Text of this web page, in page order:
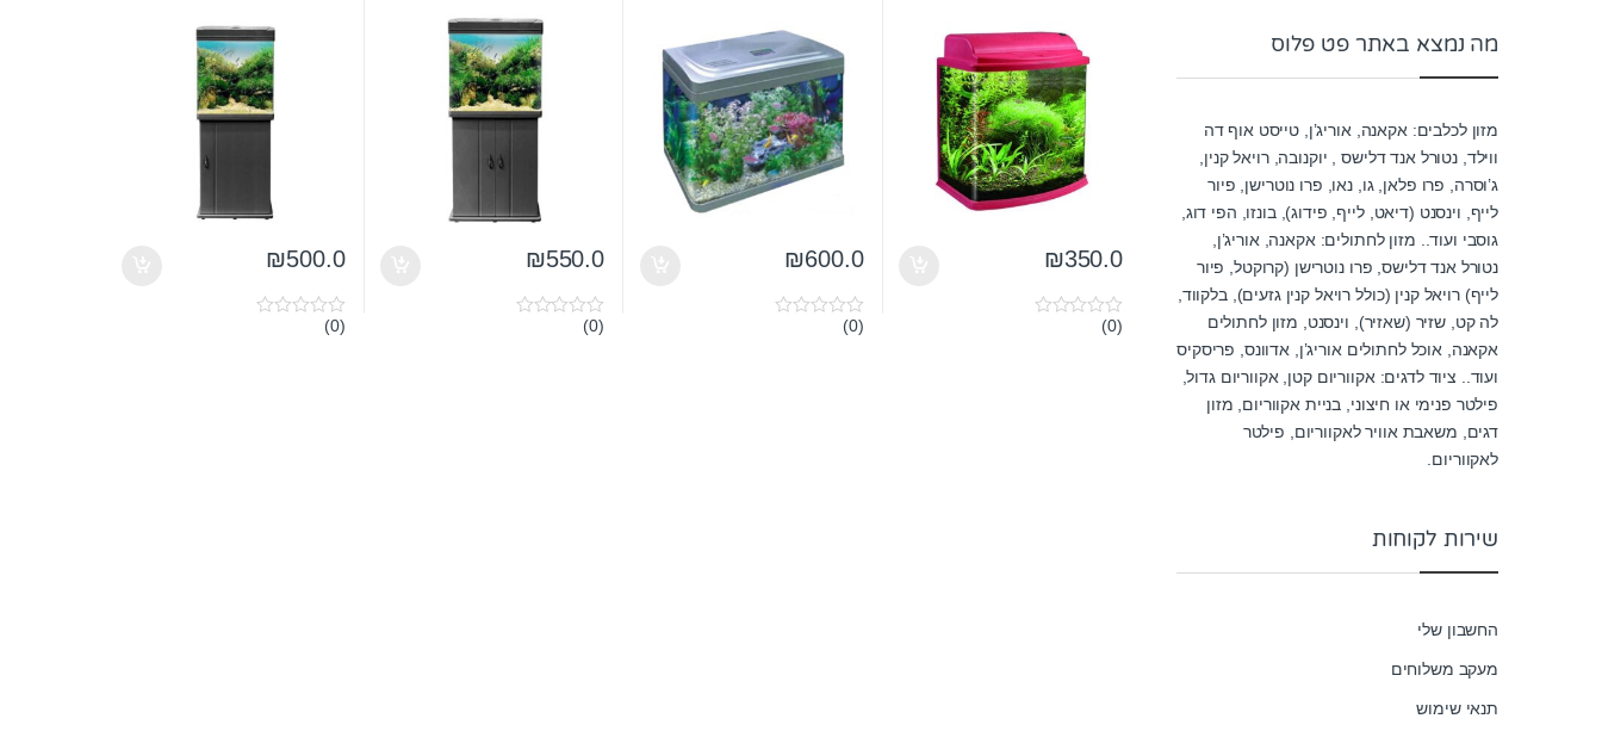
₪350.0
0(0)
₪600.0
0
(0)
₪550.0
0(0)
₪500.0
0
(0)
מה נמצא באתר פט פלוס
מזון לכלבים: אקאנה, אוריג’ן, טייסט אוף דה
ווילד, נטורל אנד דלישס , יוקנובה, רויאל קנין,
ג’וסרה, פרו פלאן, גו, נאו, פרו נוטרישן, פיור
לייף, וינסנט (דיאט, לייף, פידוג), בונזו, הפי דוג,
גוסבי ועוד.. מזון לחתולים: אקאנה, אוריג’ן,
נטורל אנד דלישס, פרו נוטרישן (קרוקטל, פיור
לייף) רויאל קנין (כולל רויאל קנין גזעים), בלקווד,
לה קט, שזיר (שאזיר), וינסנט, מזון לחתולים
אקאנה, אוכל לחתולים אוריג’ן, אדוונס, פריסקיס
ועוד.. ציוד לדגים: אקווריום קטן, אקווריום גדול,
פילטר פנימי או חיצוני, בניית אקווריום, מזון
דגים, משאבת אוויר לאקווריום, פילטר
לאקווריום.
שירות לקוחות
החשבון שלי
מעקב משלוחים
תנאי שימוש